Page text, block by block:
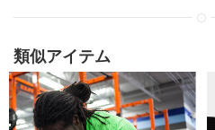
類似アイテム